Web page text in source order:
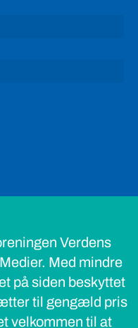
Verdens
Med mindre
på siden beskyttet
til gengæld pris
velkommen til at